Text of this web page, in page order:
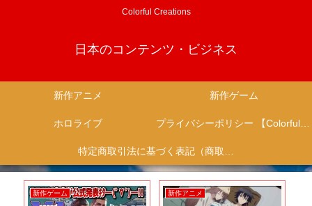
Colorful Creations
日本のコンテンツ・ビジネス
新作アニメ 新作ゲーム
ホロライブ プライバシーポリシー 【Colorful Creation】
特定商取引法に基づく表記（商取引に関する開示）
新作ゲーム 新作アニメ